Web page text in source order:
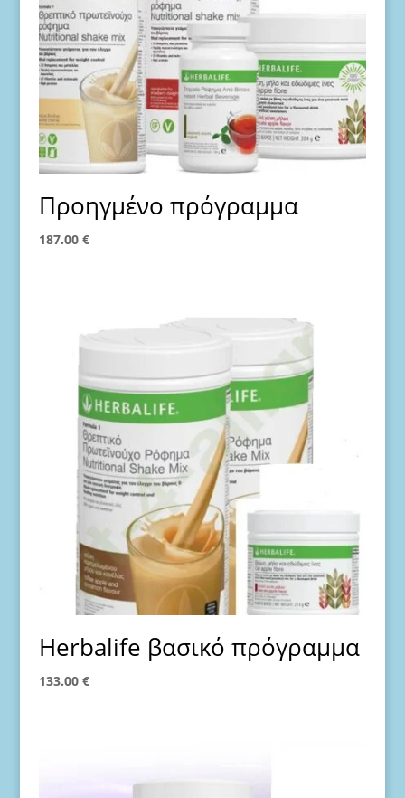
Προηγμένο πρόγραμμα
187.00 €
Ηerbalife βασικό πρόγραμμα
133.00 €